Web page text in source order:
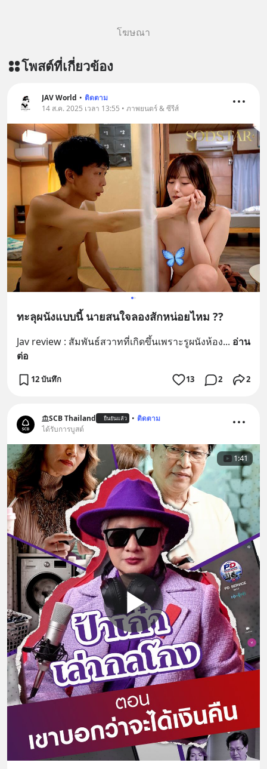
โฆษณา
โพสต์ที่เกี่ยวข้อง
JAV World • ติดตาม
14 ส.ค. 2025 เวลา 13:55 • ภาพยนตร์ & ซีรีส์
ทะลุผนังแบบนี้ นายสนใจลองสักหน่อยไหม ??
Jav review : สัมพันธ์สวาทที่เกิดขึ้นเพราะรูผนังห้อง... อ่าน
ต่อ
12 บันทึก 13 2 2
SCB Thailand ยืนยันแล้ว • ติดตาม
ได้รับการบูสต์
1:41